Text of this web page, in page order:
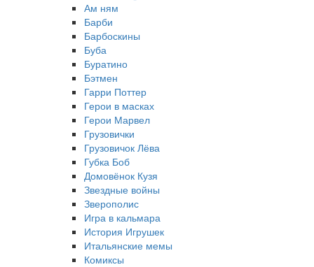
Ам ням
Барби
Барбоскины
Буба
Буратино
Бэтмен
Гарри Поттер
Герои в масках
Герои Марвел
Грузовички
Грузовичок Лёва
Губка Боб
Домовёнок Кузя
Звездные войны
Зверополис
Игра в кальмара
История Игрушек
Итальянские мемы
Комиксы